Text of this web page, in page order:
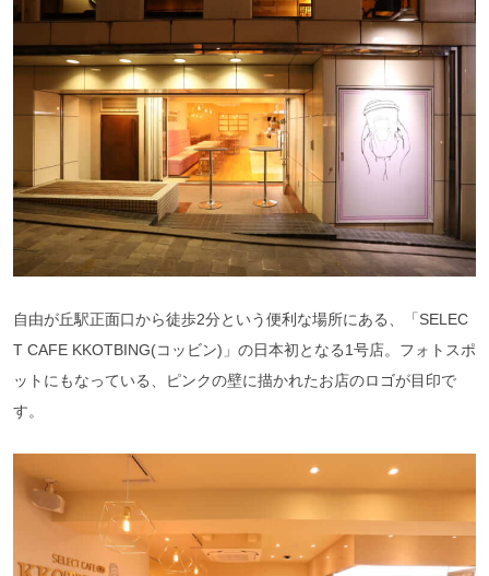
自由が丘駅正面口から徒歩2分という便利な場所にある、「SELEC
T CAFE KKOTBING(コッビン)」の日本初となる1号店。フォトスポ
ットにもなっている、ピンクの壁に描かれたお店のロゴが目印で
す。